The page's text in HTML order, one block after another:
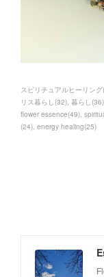
スピリチュアルヒーリング(
リス暮らし (32) 暮らし (36)
flower essence(49)
(24) energy healing(25)